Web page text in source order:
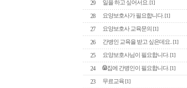
29
일을 하고 싶어서요. [1]
28
요양보호사가 필요합니다. [1]
27
요양보호사 교육문의 [1]
26
간병인 교육을 받고 싶은데요.. [1]
25
요양보호사님이 필요합니다. [1]
24
집에 간병인이 필요합니다. [1]
23
무료교육 [1]